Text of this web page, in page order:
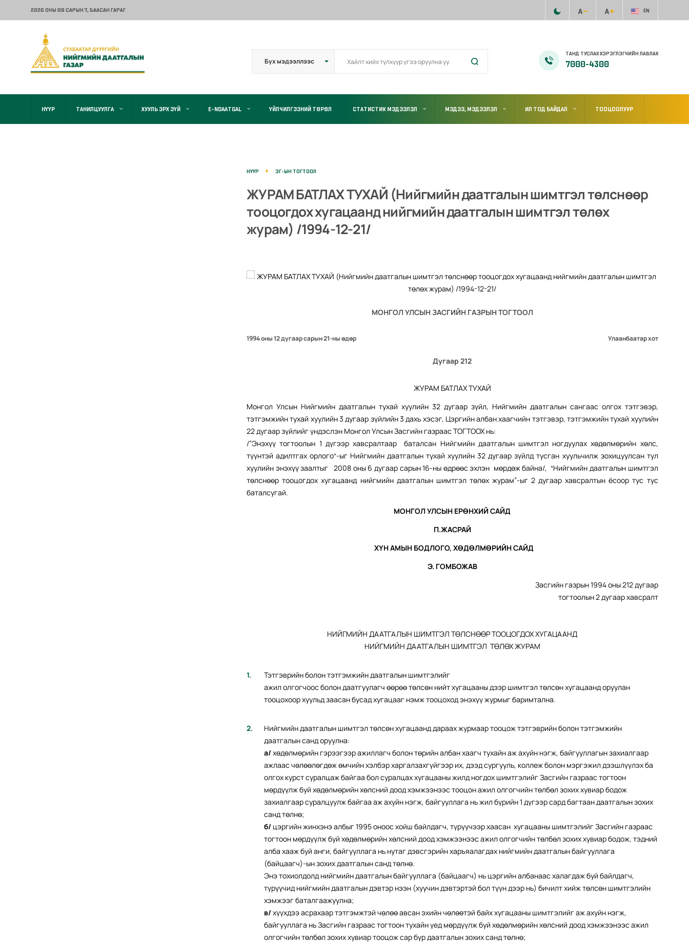
2026 ОНЫ 08 САРЫН 7, БААСАН ГАРАГ EN
ТАНД ТУСЛАХ ХЭРЭГЛЭГЧИЙН ЛАВЛАХ
7000-4300
НҮҮР ТАНИЛЦУУЛГА ХУУЛЬ ЭРХ ЗҮЙ E-NDAATGAL ҮЙЛЧИЛГЭЭНИЙ ТӨРӨЛ СТАТИСТИК МЭДЭЭЛЭЛ МЭДЭЭ, МЭДЭЭЛЭЛ ИЛ ТОД БАЙДАЛ ТООЦООЛУУР
НҮҮР ЗГ-ЫН ТОГТООЛ
ЖУРАМ БАТЛАХ ТУХАЙ (Нийгмийн даатгалын шимтгэл төлснөөр
тооцогдох хугацаанд нийгмийн даатгалын шимтгэл төлөх
журам) /1994-12-21/
МОНГОЛ УЛСЫН ЗАСГИЙН ГАЗРЫН ТОГТООЛ
1994 оны 12 дугаар сарын 21-ны өдөр Улаанбаатар хот
Дугаар 212
ЖУРАМ БАТЛАХ ТУХАЙ
Монгол Улсын Нийгмийн даатгалын тухай хуулийн 32 дугаар зүйл, Нийгмийн даатгалын сангаас олгох тэтгэвэр,
тэтгэмжийн тухай хуулийн 3 дугаар зүйлийн 3 дахь хэсэг, Цэргийн албан хаагчийн тэтгэвэр, тэтгэмжийн тухай хуулийн
22 дугаар зүйлийг үндэслэн Монгол Улсын Засгийн газраас ТОГТООХ нь:
/”Энэхүү тогтоолын 1 дүгээр хавсралтаар баталсан Нийгмийн даатгалын шимтгэл ногдуулах хөдөлмөрийн хөлс,
түүнтэй адилтгах орлого“-ыг Нийгмийн даатгалын тухай хуулийн 32 дугаар зүйлд тусган хуульчилж зохицуулсан тул
хуулийн энэхүү заалтыг 2008 оны 6 дугаар сарын 16-ны өдрөөс эхлэн мөрдөж байна/, “Нийгмийн даатгалын шимтгэл
төлснөөр тооцогдох хугацаанд нийгмийн даатгалын шимтгэл төлөх журам”-ыг 2 дугаар хавсралтын ёсоор тус тус
баталсугай.
МОНГОЛ УЛСЫН ЕРӨНХИЙ САЙД
П.ЖАСРАЙ
ХҮН АМЫН БОДЛОГО, ХӨДӨЛМӨРИЙН САЙД
Э. ГОМБОЖАВ
Засгийн газрын 1994 оны 212 дугаар
тогтоолын 2 дугаар хавсралт
НИЙГМИЙН ДААТГАЛЫН ШИМТГЭЛ ТӨЛСНӨӨР ТООЦОГДОХ ХУГАЦААНД
НИЙГМИЙН ДААТГАЛЫН ШИМТГЭЛ ТӨЛӨХ ЖУРАМ
Тэтгэврийн болон тэтгэмжийн даатгалын шимтгэлийг
ажил олгогчоос болон даатгуулагч өөрөө төлсөн нийт хугацааны дээр шимтгэл төлсөн хугацаанд оруулан
тооцохоор хуульд заасан бусад хугацааг нэмж тооцоход энэхүү журмыг баримтална.
Нийгмийн даатгалын шимтгэл төлсөн хугацаанд дараах журмаар тооцож тэтгэврийн болон тэтгэмжийн
даатгалын санд оруулна:
а/ хөдөлмөрийн гэрээгээр ажиллагч болон төрийн албан хаагч тухайн аж ахуйн нэгж, байгууллагын захиалгаар
ажлаас чөлөөлөгдөж өмчийн хэлбэр харгалзахгүйгээр их, дээд сургууль, коллеж болон мэргэжил дээшлүүлэх ба
олгох курст суралцаж байгаа бол суралцах хугацааны жилд ногдох шимтгэлийг Засгийн газраас тогтоон
мөрдүүлж буй хөдөлмөрийн хөлсний доод хэмжээнээс тооцон ажил олгогчийн төлбөл зохих хувиар бодож
захиалгаар суралцуулж байгаа аж ахуйн нэгж, байгууллага нь жил бүрийн 1 дүгээр сард багтаан даатгалын зохих
санд төлнө;
б/ цэргийн жинхэнэ албыг 1995 оноос хойш байлдагч, түрүүчээр хаасан хугацааны шимтгэлийг Засгийн газраас
тогтоон мөрдүүлж буй хөдөлмөрийн хөлсний доод хэмжээнээс ажил олгогчийн төлбөл зохих хувиар бодож, тэдний
алба хааж буй анги, байгууллага нь нутаг дэвсгэрийн харъяалагдах нийгмийн даатгалын байгууллага
(байцаагч)-ын зохих даатгалын санд төлнө.
Энэ тохиолдолд нийгмийн даатгалын байгууллага (байцаагч) нь цэргийн албанаас халагдаж буй байлдагч,
түрүүчид нийгмийн даатгалын дэвтэр нээн (хуучин дэвтэртэй бол түүн дээр нь) бичилт хийж төлсөн шимтгэлийн
хэмжээг баталгаажуулна;
в/ хүүхдээ асрахаар тэтгэмжтэй чөлөө авсан эхийн чөлөөтэй байх хугацааны шимтгэлийг аж ахуйн нэгж,
байгууллага нь Засгийн газраас тогтоон тухайн үед мөрдүүлж буй хөдөлмөрийн хөлсний доод хэмжээнээс ажил
олгогчийн төлбөл зохих хувиар тооцож сар бүр даатгалын зохих санд төлнө;